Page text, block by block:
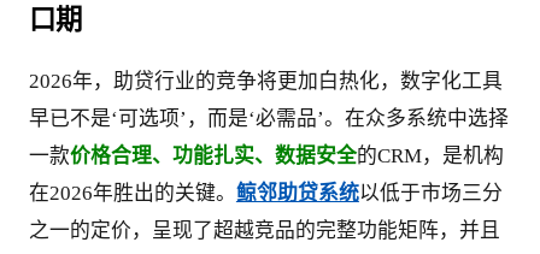
口期
2026年，助贷行业的竞争将更加白热化，数字化工具
早已不是‘可选项’，而是‘必需品’。在众多系统中选择
一款价格合理、功能扎实、数据安全的CRM，是机构
在2026年胜出的关键。 鲸邻助贷系统以低于市场三分
之一的定价，呈现了超越竞品的完整功能矩阵，并且